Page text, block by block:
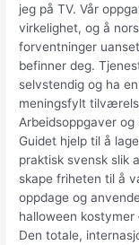
jeg på TV. Vår
virkelighet, og å
forventninger
befinner deg.
selvstendig og ha
meningsfylt
Arbeidsoppgaver
Guidet hjelp til å
praktisk svensk slik
skape friheten til å
oppdage og
halloween
Den totale,